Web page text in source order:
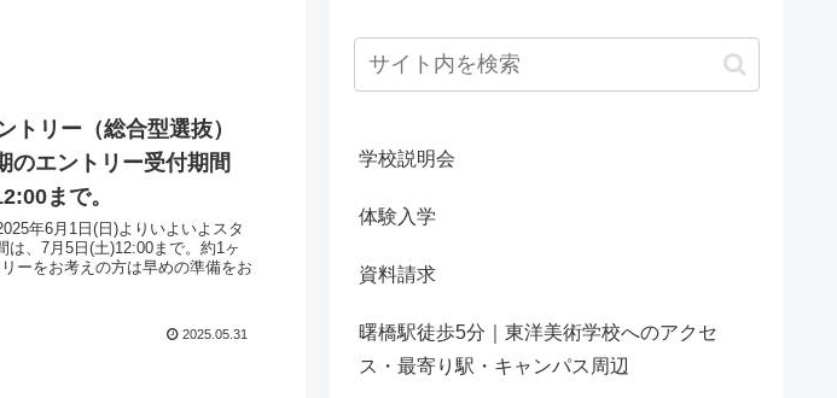
トリー（総合型選抜）
のエントリー受付期間
まで。
年6月1日(日)よりいよいよスタ
、7月5日(土)12:00まで。約1ヶ
ーをお考えの方は早めの準備をお
2025.05.31
学校説明会
体験入学
資料請求
曙橋駅徒歩5分｜東洋美術学校へのアクセ
ス・最寄り駅・キャンパス周辺